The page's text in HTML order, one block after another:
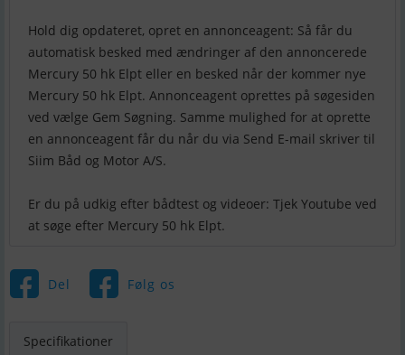
Hold dig opdateret, opret en annonceagent: Så får du
automatisk besked med ændringer af den annoncerede
Mercury 50 hk Elpt eller en besked når der kommer nye
Mercury 50 hk Elpt. Annonceagent oprettes på søgesiden
ved vælge Gem Søgning. Samme mulighed for at oprette
en annonceagent får du når du via Send E-mail skriver til
Siim Båd og Motor A/S.
Er du på udkig efter bådtest og videoer: Tjek Youtube ved
Del Følg os
Specifikationer